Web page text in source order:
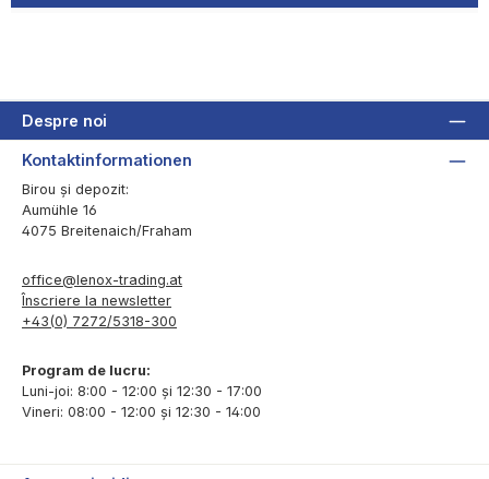
Despre noi
Kontaktinformationen
Birou și depozit:
Aumühle 16
4075 Breitenaich/Fraham
office@lenox-trading.at
Înscriere la newsletter
+43(0) 7272/5318-300
Program de lucru:
Luni-joi: 8:00 - 12:00 și 12:30 - 17:00
Vineri: 08:00 - 12:00 și 12:30 - 14:00